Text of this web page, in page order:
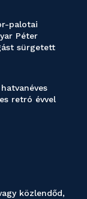
palotai
Péter
sürgetett
retró évvel
közlendőd,